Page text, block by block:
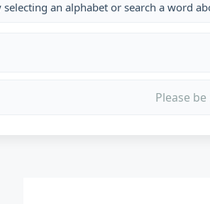
selecting an alphabet or search a word
Please